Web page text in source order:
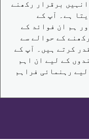
برقرار رکھنے
ہے۔ آپ کے
ہم ان فوائد کے
کے حوالے سے
کرتے ہیں۔ آپ کے
کے لیے ان اہم
رہنمائی فراہم